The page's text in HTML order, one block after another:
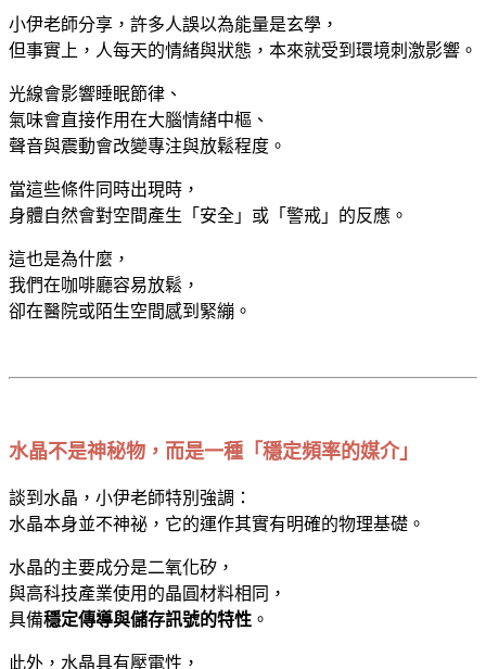
小伊老師分享，許多人誤以為能量是玄學，
但事實上，人每天的情緒與狀態，本來就受到環境刺激影響。
光線會影響睡眠節律、
氣味會直接作用在大腦情緒中樞、
聲音與震動會改變專注與放鬆程度。
當這些條件同時出現時，
身體自然會對空間產生「安全」或「警戒」的反應。
這也是為什麼，
我們在咖啡廳容易放鬆，
卻在醫院或陌生空間感到緊繃。
水晶不是神秘物，而是一種「穩定頻率的媒介」
談到水晶，小伊老師特別強調：
水晶本身並不神祕，它的運作其實有明確的物理基礎。
水晶的主要成分是二氧化矽，
與高科技產業使用的晶圓材料相同，
具備穩定傳導與儲存訊號的特性 。
此外，水晶具有壓電性，